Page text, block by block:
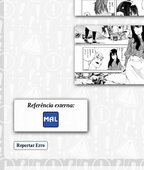
Referência externa:
Reportar Erro